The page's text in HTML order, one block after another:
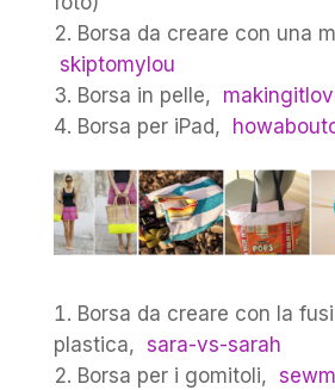
Borsa da creare con una
skiptomylou
Borsa in pelle,
Borsa per iPad,
Borsa da creare con la
plastica, sara-vs-sarah
Borsa per i gomitoli,